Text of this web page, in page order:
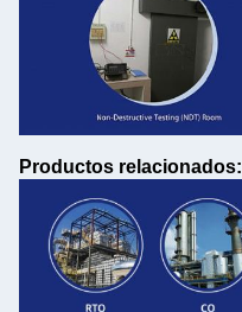
Productos relacionados: